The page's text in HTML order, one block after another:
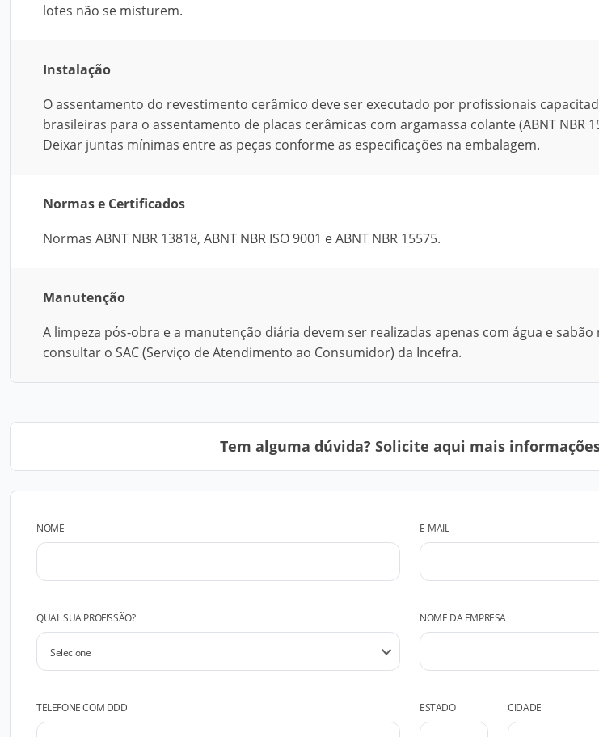
lotes não se misturem.
Instalação
O assentamento do revestimento cerâmico deve ser executado por profissionais
brasileiras para o assentamento de placas cerâmicas com argamassa colante (ABNT NBR
Deixar juntas mínimas entre as peças conforme as especificações na embalagem.
Normas e Certificados
Normas ABNT NBR 13818, ABNT NBR ISO 9001 e ABNT NBR 15575.
Manutenção
A limpeza pós-obra e a manutenção diária devem ser realizadas apenas com água e
consultar o SAC (Serviço de Atendimento ao Consumidor) da Incefra.
Tem alguma dúvida? Solicite aqui mais
NOME E-MAIL
QUAL SUA PROFISSÃO? NOME DA EMPRESA
TELEFONE COM DDD ESTADO CIDADE